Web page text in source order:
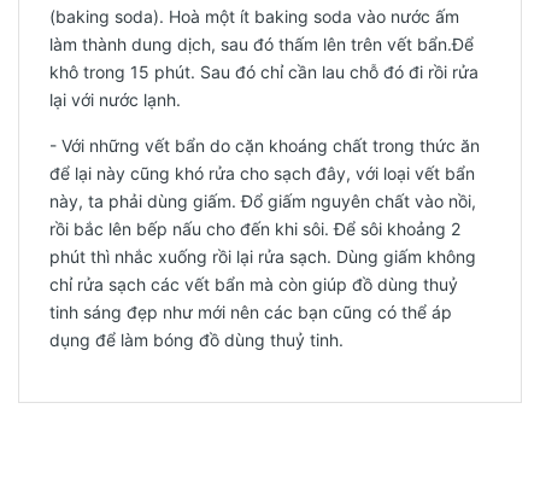
(baking soda). Hoà một ít baking soda vào nước ấm
làm thành dung dịch, sau đó thấm lên trên vết bẩn.Để
khô trong 15 phút. Sau đó chỉ cần lau chỗ đó đi rồi rửa
lại với nước lạnh.
- Với những vết bẩn do cặn khoáng chất trong thức ăn
để lại này cũng khó rửa cho sạch đây, với loại vết bẩn
này, ta phải dùng giấm. Đổ giấm nguyên chất vào nồi,
rồi bắc lên bếp nấu cho đến khi sôi. Để sôi khoảng 2
phút thì nhắc xuống rồi lại rửa sạch. Dùng giấm không
chỉ rửa sạch các vết bẩn mà còn giúp đồ dùng thuỷ
tinh sáng đẹp như mới nên các bạn cũng có thể áp
dụng để làm bóng đồ dùng thuỷ tinh.